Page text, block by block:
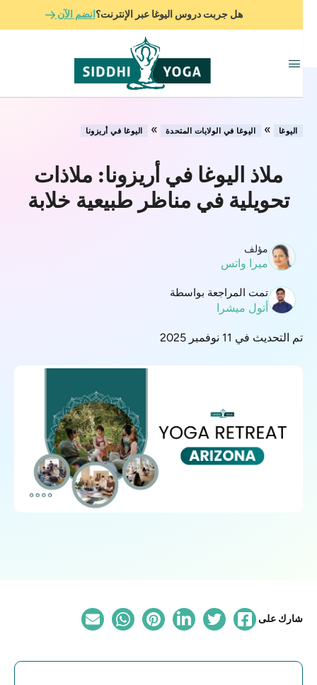
هل جربت دروس اليوغا عبر الإنترنت؟انضم الآن
اليوغا » اليوغا في الولايات المتحدة » اليوغا في أريزونا
ملاذ اليوغا في أريزونا: ملاذات
تحويلية في مناظر طبيعية خلابة
مؤلف
ميرا واتس
تمت المراجعة بواسطة
أتول ميشرا
تم التحديث في 11 نوفمبر 2025
شارك على